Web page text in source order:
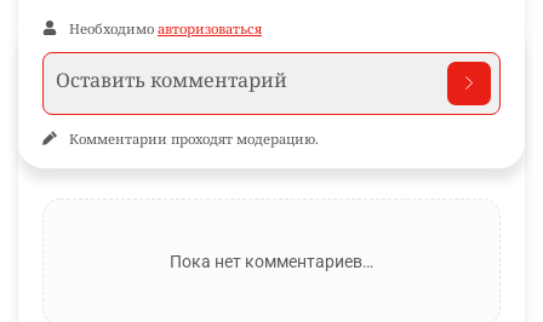
Необходимо авторизоваться
Комментарии проходят модерацию.
Пока нет комментариев…